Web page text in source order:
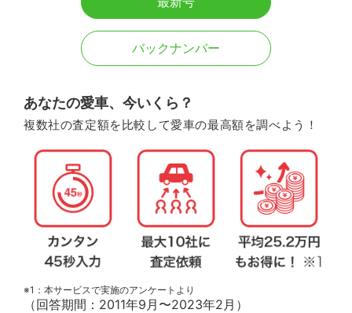
バックナンバー
あなたの愛車、今いくら？
複数社の査定額を比較して愛車の最高額を調べよう！
※1：本サービスで実施のアンケートより
（回答期間：2011年9月〜2023年2月）